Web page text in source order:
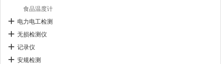
食品温度计
电力电工检测
无损检测仪
记录仪
安规检测